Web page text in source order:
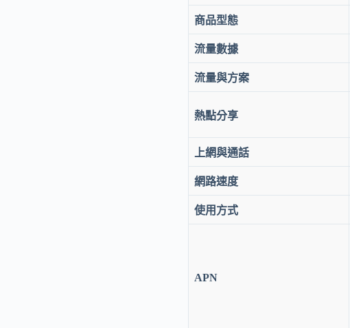
卡
7-
30
天
｜
4G/5G
吃
飽
場
取
件
數
量
商品型態
流量數據
流量與方案
熱點分享
上網與通話
網路速度
使用方式
APN